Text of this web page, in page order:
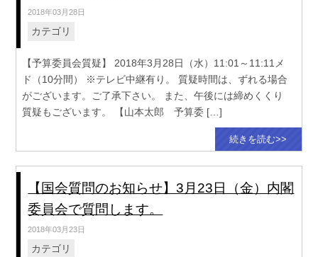
2018年03月28日
カテゴリ
【予算委員会質疑】 2018年3月28日（水）11:01～11:11メ
ド（10分間） ※テレビ中継有り。 質疑時間は、ずれる場合
がございます。ご了承下さい。 また、午後には締めくくり
質疑もございます。 【山本太郎 予算委 […]
続きを読む>>
【国会質問のお知らせ】3月23日（金）内閣
委員会で質問します。
2018年03月23日
カテゴリ